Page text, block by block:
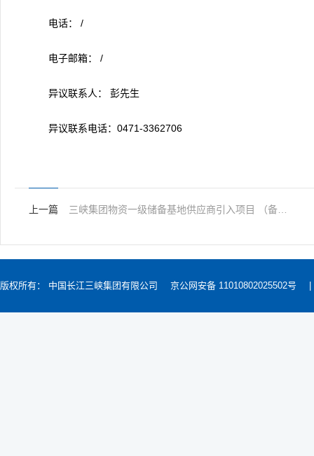
电话： /
电子邮箱： /
异议联系人： 彭先生
异议联系电话：0471-3362706
上一篇
版权所有： 中国长江三峡集团有限公司 京公网安备 11010802025502号